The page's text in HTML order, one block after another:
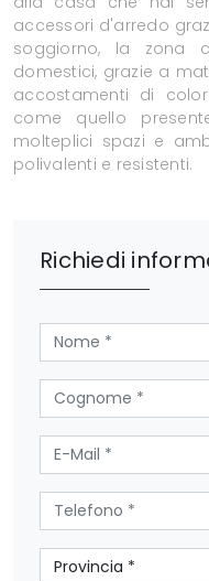
accessori d'arredo
soggiorno, la zona
domestici, grazie a
accostamenti di
come quello
molteplici spazi e
polivalenti e resistenti.
Richiedi